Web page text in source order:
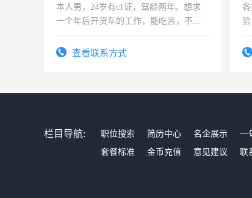
本人男，24岁有c1证，驾龄两年。想求
一个年后开货车的工作，能吃苦，不怕
查看联系方式
有
栏目导航: 职位搜索 简历中心 名企展示 一
套餐标准
金币充值 意见建议 联